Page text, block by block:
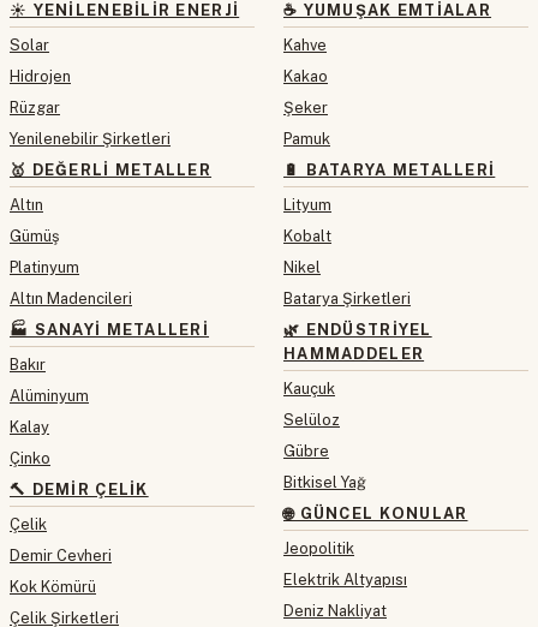
☀️ YENILENEBILIR ENERJI
Solar
Hidrojen
Rüzgar
Yenilenebilir Şirketleri
🥇 DEĞERLI METALLER
Altın
Gümüş
Platinyum
Altın Madencileri
🏭 SANAYI METALLERI
Bakır
Alüminyum
Kalay
Çinko
🔨 DEMIR ÇELIK
Çelik
Demir Cevheri
Kok Kömürü
Çelik Şirketleri
☕ YUMUŞAK EMTIALAR
Kahve
Kakao
Şeker
Pamuk
🔋 BATARYA METALLERI
Lityum
Kobalt
Nikel
Batarya Şirketleri
🌿 ENDÜSTRIYEL
HAMMADDELER
Kauçuk
Selüloz
Gübre
Bitkisel Yağ
🌐 GÜNCEL KONULAR
Jeopolitik
Elektrik Altyapısı
Deniz Nakliyat